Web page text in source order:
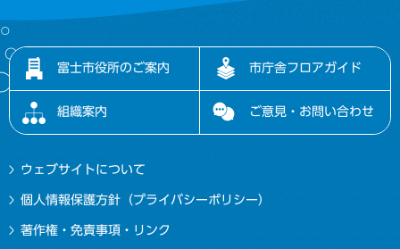
富士市役所のご案内 市庁舎フロアガイド
組織案内 ご意見・お問い合わせ
ウェブサイトについて
個人情報保護方針（プライバシーポリシー）
著作権・免責事項・リンク